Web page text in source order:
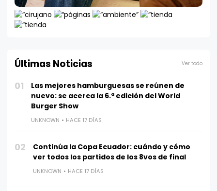
Últimas Noticias Ver todo
01
Las mejores hamburguesas se reúnen de
nuevo: se acerca la 6.ª edición del World
Burger Show
UNKNOWN HACE 17 DÍAS
02
Continúa la Copa Ecuador: cuándo y cómo
ver todos los partidos de los 8vos de final
UNKNOWN HACE 17 DÍAS